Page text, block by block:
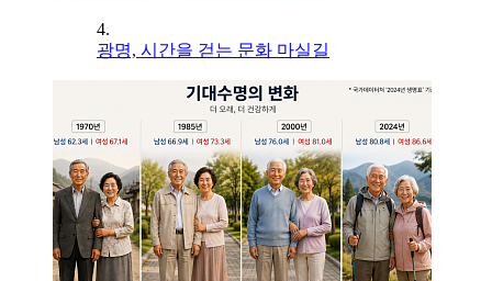
4.
광명, 시간을 걷는 문화 마실길